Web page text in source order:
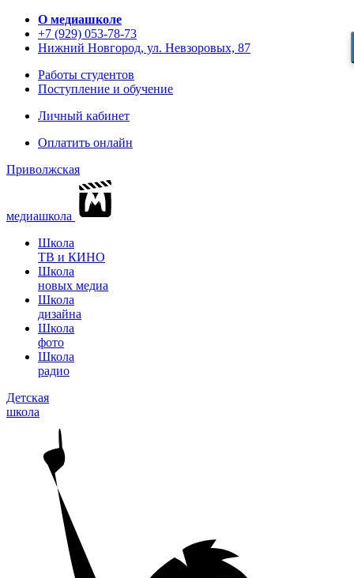
О медиашколе
+7 (929) 053-78-73
Нижний Новгород, ул. Невзоровых, 87
Работы студентов
Поступление и обучение
Личный кабинет
Оплатить онлайн
Приволжская
медиашкола
Школа
ТВ и КИНО
Школа
новых медиа
Школа
дизайна
Школа
фото
Школа
радио
Детская
школа